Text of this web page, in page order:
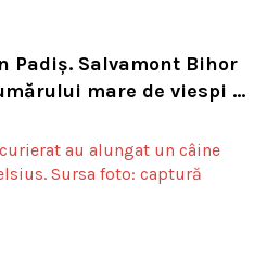
Salvamont Bihor
mare de viespi de